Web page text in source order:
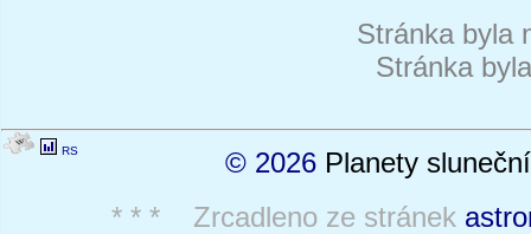
Stránka byla
Stránka
RS © 2026 Planety
* * * Zrcadleno ze stránek